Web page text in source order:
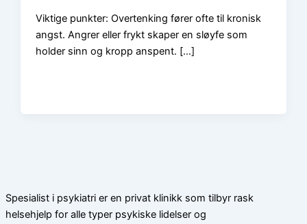
Viktige punkter: Overtenking fører ofte til kronisk
angst. Angrer eller frykt skaper en sløyfe som
holder sinn og kropp anspent. […]
Spesialist i psykiatri er en privat klinikk som tilbyr rask
helsehjelp for alle typer psykiske lidelser og